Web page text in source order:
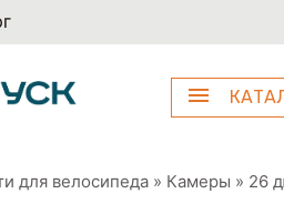
для велосипеда » Камеры » 26